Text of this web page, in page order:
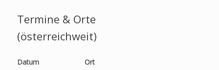
Termine & Orte
(österreichweit)
Datum Ort